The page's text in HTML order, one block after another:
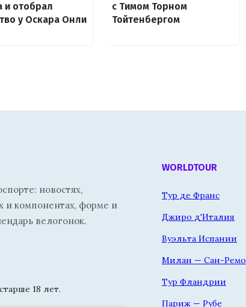
и отобрал
у Оскара Онли
с Тимом Торном
Тойтенбергом
новостях,
и компонентах, форме и
велогонок.
18 лет.
WORLDTOUR
Тур де Франс
Джиро д'Италия
Вуэльта Испании
Милан — Сан-Ремо
Тур Фландрии
Париж — Рубе